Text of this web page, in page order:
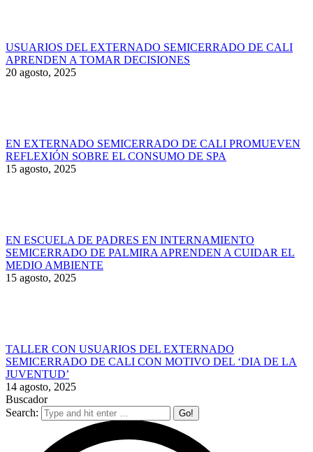
USUARIOS DEL EXTERNADO SEMICERRADO DE CALI
APRENDEN A TOMAR DECISIONES
20 agosto, 2025
EN EXTERNADO SEMICERRADO DE CALI PROMUEVEN
REFLEXIÓN SOBRE EL CONSUMO DE SPA
15 agosto, 2025
EN ESCUELA DE PADRES EN INTERNAMIENTO
SEMICERRADO DE PALMIRA APRENDEN A CUIDAR EL
MEDIO AMBIENTE
15 agosto, 2025
TALLER CON USUARIOS DEL EXTERNADO
SEMICERRADO DE CALI CON MOTIVO DEL ‘DIA DE LA
JUVENTUD’
14 agosto, 2025
Buscador
Search: